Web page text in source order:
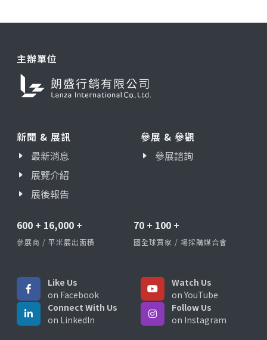
主辦單位
新聞 & 展訊
最新消息
展覽介紹
展後報告
參展 & 參觀
參展諮詢
600 + 16,000 +
參展商 / 平米展出面積
70 + 100 +
國全球買家 / 場採購媒合會
Like Us
on Facebook
Watch Us
on YouTube
Connect With Us
on LinkedIn
Follow Us
on Instagram